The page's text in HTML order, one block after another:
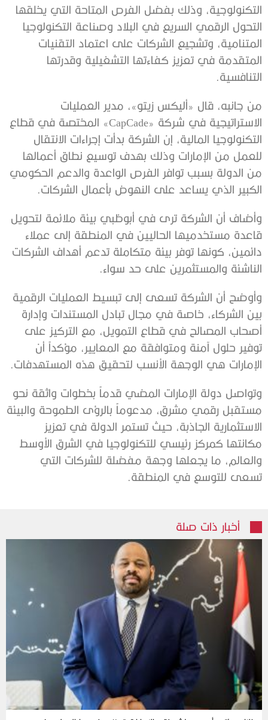
التكنولوجية، وذلك بفضل الفرص المتاحة التي يخلقها
التحول الرقمي السريع في البلاد وصناعة التكنولوجيا
المتنامية، وتشجيع الشركات على اعتماد التقنيات
المتقدمة في تعزيز كفاءتها التشغيلية وقدرتها
التنافسية.
من جانبه، قال «أليكس زيتو»، مدير العمليات
الاستراتيجية في شركة «CapCade» المختصة في قطاع
التكنولوجيا المالية، إن الشركة بدأت إجراءات الانتقال
للعمل من الإمارات وذلك بهدف توسيع نطاق أعمالها
من الدولة بسبب توافر الفرص الواعدة والدعم الحكومي
الكبير الذي يساعد على النهوض بأعمال الشركات.
وأضاف أن الشركة ترى في أبوظبي بيئة ملائمة لتحويل
قاعدة مستخدميها الحاليين في المنطقة إلى عملاء
دائمين، كونها توفر بيئة متكاملة تدعم أهداف الشركات
الناشئة والمستثمرين على حد سواء.
وأوضح أن الشركة تسعى إلى تبسيط العمليات الرقمية
بين الشركاء، خاصة في مجال تبادل المستندات وإدارة
أصحاب المصالح في قطاع التمويل، مع التركيز على
توفير حلول آمنة ومتوافقة مع المعايير، مؤكداً أن
الإمارات هي الوجهة الأنسب لتحقيق هذه المستهدفات.
وتواصل دولة الإمارات المضي قدماً بخطوات واثقة نحو
مستقبل رقمي مشرق، مدعوماً بالرؤى الطموحة والبيئة
الاستثمارية الجاذبة، حيث تستمر الدولة في تعزيز
مكانتها كمركز رئيسي للتكنولوجيا في الشرق الأوسط
والعالم، ما يجعلها وجهة مفضلة للشركات التي
تسعى للتوسع في المنطقة.
أخبار ذات صلة